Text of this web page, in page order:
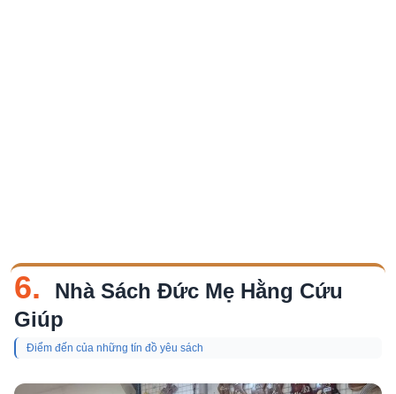
6.
Nhà Sách Đức Mẹ Hằng Cứu
Giúp
Điểm đến của những tín đồ yêu sách